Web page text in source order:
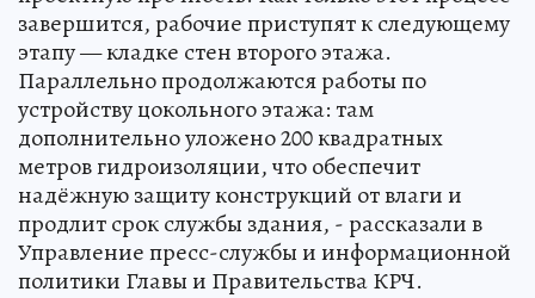
завершится, рабочие приступят к следующему
этапу — кладке стен второго этажа.
Параллельно продолжаются работы по
устройству цокольного этажа: там
дополнительно уложено 200 квадратных
метров гидроизоляции, что обеспечит
надёжную защиту конструкций от влаги и
продлит срок службы здания, - рассказали в
Управление пресс-службы и информационной
политики Главы и Правительства КРЧ.